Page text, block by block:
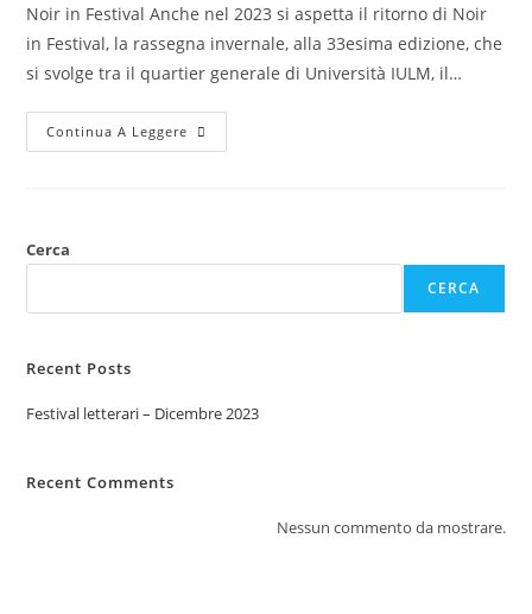
Noir in Festival Anche nel 2023 si aspetta il ritorno di Noir
in Festival, la rassegna invernale, alla 33esima edizione, che
si svolge tra il quartier generale di Università IULM, il…
Continua A Leggere
Cerca
CERCA
Recent Posts
Festival letterari – Dicembre 2023
Recent Comments
Nessun commento da mostrare.